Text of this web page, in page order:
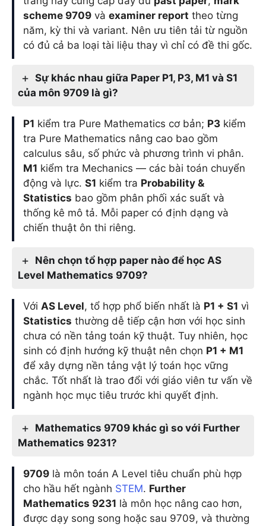
scheme 9709 và examiner report theo từng
năm, kỳ thi và variant. Nên ưu tiên tải từ nguồn
có đủ cả ba loại tài liệu thay vì chỉ có đề thi gốc.
Sự khác nhau giữa Paper P1, P3, M1 và S1
của môn 9709 là gì?
P1 kiểm tra Pure Mathematics cơ bản; P3 kiểm
tra Pure Mathematics nâng cao bao gồm
calculus sâu, số phức và phương trình vi phân.
M1 kiểm tra Mechanics — các bài toán chuyển
động và lực. S1 kiểm tra Probability &
Statistics bao gồm phân phối xác suất và
thống kê mô tả. Mỗi paper có định dạng và
chiến thuật ôn thi riêng.
Nên chọn tổ hợp paper nào để học AS
Level Mathematics 9709?
Với AS Level, tổ hợp phổ biến nhất là P1 + S1 vì
Statistics thường dễ tiếp cận hơn với học sinh
chưa có nền tảng toán kỹ thuật. Tuy nhiên, học
sinh có định hướng kỹ thuật nên chọn P1 + M1
để xây dựng nền tảng vật lý toán học vững
chắc. Tốt nhất là trao đổi với giáo viên tư vấn về
ngành học mục tiêu trước khi quyết định.
Mathematics 9709 khác gì so với Further
Mathematics 9231?
9709 là môn toán A Level tiêu chuẩn phù hợp
cho hầu hết ngành STEM. Further
Mathematics 9231 là môn học nâng cao hơn,
được dạy song song hoặc sau 9709, và thường